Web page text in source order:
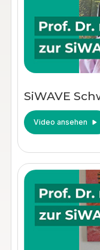
SiWAVE
Video ansehen